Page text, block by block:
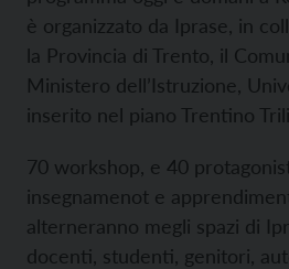
è organizzato da Iprase, in
la Provincia di Trento, il
Ministero dell’Istruzione,
inserito nel piano Trentino
70 workshop, e 40
insegnamenot e
alterneranno megli spazi di
docenti, studenti, genitori,